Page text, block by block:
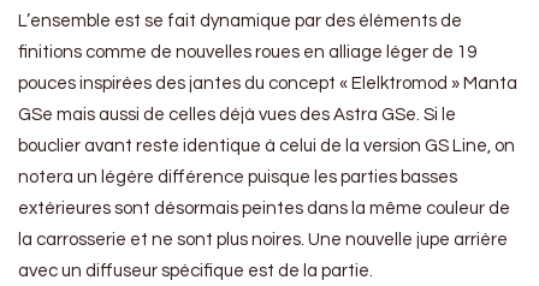
L’ensemble est se fait dynamique par des éléments de
finitions comme de nouvelles roues en alliage léger de 19
pouces inspirées des jantes du concept « Elelktromod » Manta
GSe mais aussi de celles déjà vues des Astra GSe. Si le
bouclier avant reste identique à celui de la version GS Line, on
notera un légère différence puisque les parties basses
extérieures sont désormais peintes dans la même couleur de
la carrosserie et ne sont plus noires. Une nouvelle jupe arrière
avec un diffuseur spécifique est de la partie.